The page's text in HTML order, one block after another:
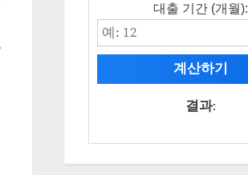
대출 기간 (개월):
계산하기
결과: